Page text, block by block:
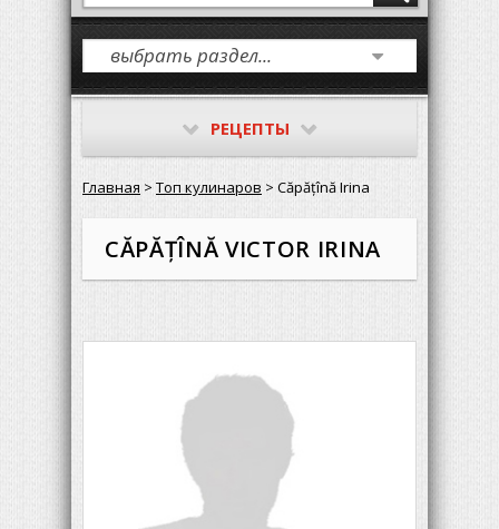
РЕЦЕПТЫ
Главная > Топ кулинаров > Căpățînă Irina
CĂPĂȚÎNĂ VICTOR IRINA